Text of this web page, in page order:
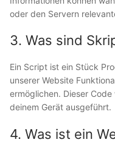
oder den Servern
3. Was sind
Ein Script ist ein Stück
unserer Website
ermöglichen. Dieser
deinem Gerät ausgeführt.
4. Was ist ein